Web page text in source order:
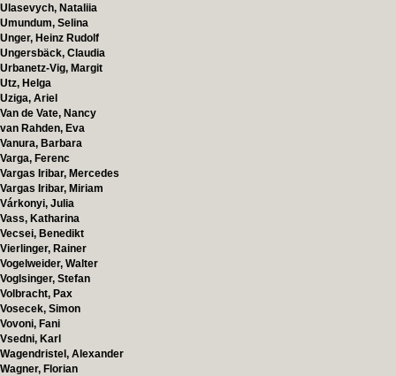
Ulasevych, Nataliia
Umundum, Selina
Unger, Heinz Rudolf
Ungersbäck, Claudia
Urbanetz-Vig, Margit
Utz, Helga
Uziga, Ariel
Van de Vate, Nancy
van Rahden, Eva
Vanura, Barbara
Varga, Ferenc
Vargas Iribar, Mercedes
Vargas Iribar, Miriam
Várkonyi, Julia
Vass, Katharina
Vecsei, Benedikt
Vierlinger, Rainer
Vogelweider, Walter
Voglsinger, Stefan
Volbracht, Pax
Vosecek, Simon
Vovoni, Fani
Vsedni, Karl
Wagendristel, Alexander
Wagner, Florian